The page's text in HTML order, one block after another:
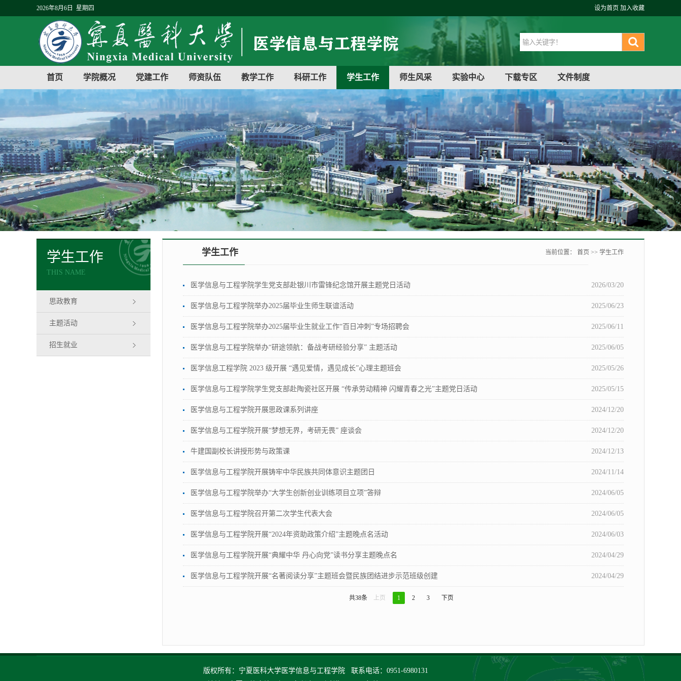
2026年8月6日 星期四 设为首页 加入收藏
首页 学院概况 党建工作 师资队伍 教学工作 科研工作 学生工作 师生风采 实验中心 下载专区 文件制度
学生工作
THIS NAME
思政教育
主题活动
招生就业
学生工作 当前位置： 首页 >> 学生工作
2026/03/20
医学信息与工程学院学生党支部赴银川市雷锋纪念馆开展主题党日活动
2025/06/23
医学信息与工程学院举办2025届毕业生师生联谊活动
2025/06/11
医学信息与工程学院举办2025届毕业生就业工作“百日冲刺”专场招聘会​
2025/06/05
医学信息与工程学院举办“研途领航：备战考研经验分享” 主题活动
2025/05/26
医学信息工程学院 2023 级开展 “遇见爱情，遇见成长”心理主题班会
2025/05/15
医学信息与工程学院学生党支部赴陶瓷社区开展 “传承劳动精神 闪耀青春之光”主题党日活动
2024/12/20
医学信息与工程学院开展思政课系列讲座
2024/12/20
医学信息与工程学院开展“梦想无界，考研无畏” 座谈会
2024/12/13
牛建国副校长讲授形势与政策课
2024/11/14
医学信息与工程学院开展铸牢中华民族共同体意识主题团日
2024/06/05
医学信息与工程学院举办“大学生创新创业训练项目立项”答辩
2024/06/05
医学信息与工程学院召开第二次学生代表大会
2024/06/03
医学信息与工程学院开展“2024年资助政策介绍”主题晚点名活动
2024/04/29
医学信息与工程学院开展“典耀中华 丹心向党”读书分享主题晚点名
2024/04/29
医学信息与工程学院开展“名著阅读分享”主题班会暨民族团结进步示范班级创建
共38条 上页 1 2 3 下页
版权所有：宁夏医科大学医学信息与工程学院 联系电话：0951-6980131